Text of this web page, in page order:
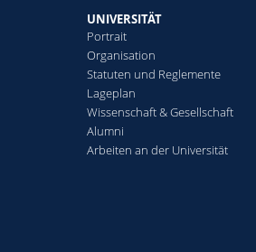
UNIVERSITÄT
Portrait
Organisation
Statuten und Reglemente
Lageplan
Wissenschaft & Gesellschaft
Alumni
Arbeiten an der Universität